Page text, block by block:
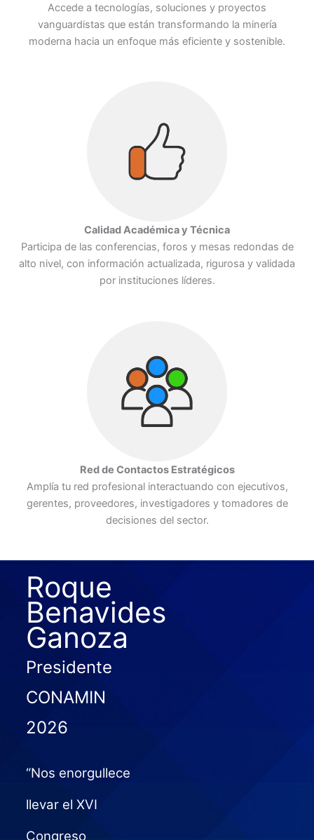
Accede a tecnologías, soluciones y proyectos
vanguardistas que están transformando la minería
moderna hacia un enfoque más eficiente y sostenible.
Calidad Académica y Técnica
Participa de las conferencias, foros y mesas redondas de
alto nivel, con información actualizada, rigurosa y validada
por instituciones líderes.
Red de Contactos Estratégicos
Amplía tu red profesional interactuando con ejecutivos,
gerentes, proveedores, investigadores y tomadores de
decisiones del sector.
Roque
Benavides
Ganoza
Presidente
CONAMIN
2026
“Nos enorgullece
llevar el XVI
Congreso